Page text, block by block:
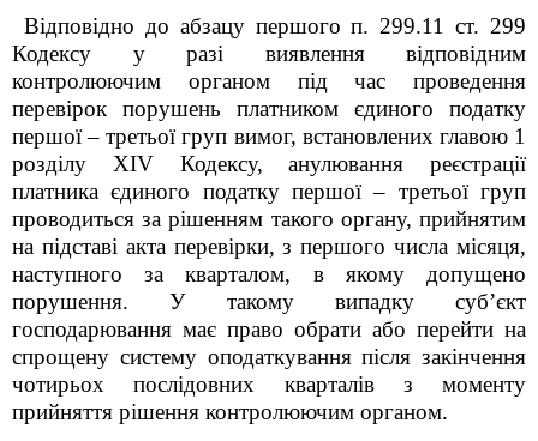
Відповідно до абзацу першого п. 299.11 ст. 299
Кодексу у разі виявлення відповідним
контролюючим органом під час проведення
перевірок порушень платником єдиного податку
першої – третьої груп вимог, встановлених главою 1
розділу XIV Кодексу, анулювання реєстрації
платника єдиного податку першої – третьої груп
проводиться за рішенням такого органу, прийнятим
на підставі акта перевірки, з першого числа місяця,
наступного за кварталом, в якому допущено
порушення. У такому випадку суб’єкт
господарювання має право обрати або перейти на
спрощену систему оподаткування після закінчення
чотирьох послідовних кварталів з моменту
прийняття рішення контролюючим органом.